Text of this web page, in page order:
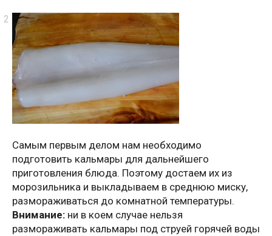
Самым первым делом нам необходимо
подготовить кальмары для дальнейшего
приготовления блюда. Поэтому достаем их из
морозильника и выкладываем в среднюю миску,
размораживаться до комнатной температуры.
Внимание: ни в коем случае нельзя
размораживать кальмары под струей горячей воды